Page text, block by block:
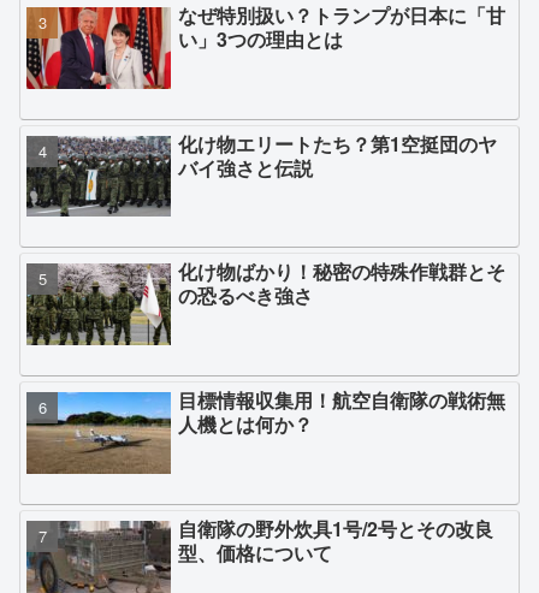
なぜ特別扱い？トランプが日本に「甘
い」3つの理由とは
化け物エリートたち？第1空挺団のヤ
バイ強さと伝説
化け物ばかり！秘密の特殊作戦群とそ
の恐るべき強さ
目標情報収集用！航空自衛隊の戦術無
人機とは何か？
自衛隊の野外炊具1号/2号とその改良
型、価格について